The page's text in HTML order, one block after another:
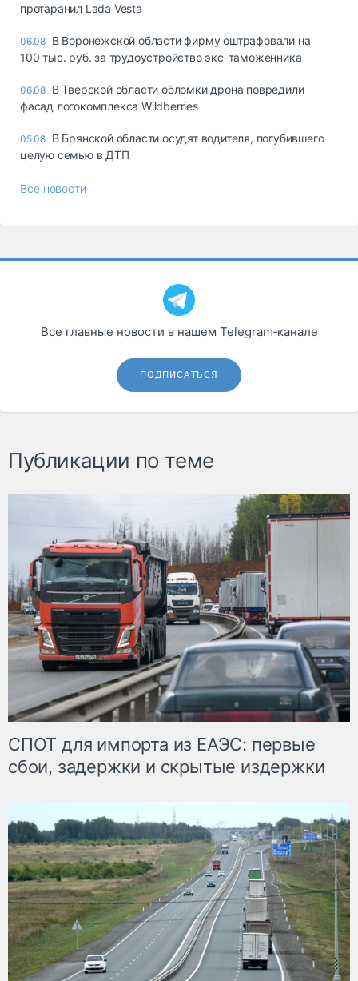
протаранил Lada Vesta
06.08 В Воронежской области фирму оштрафовали на
100 тыс. руб. за трудоустройство экс-таможенника
06.08 В Тверской области обломки дрона повредили
фасад логокомплекса Wildberries
05.08 В Брянской области осудят водителя, погубившего
целую семью в ДТП
Все новости
Все главные новости в нашем Telegram‑канале
ПОДПИСАТЬСЯ
Публикации по теме
СПОТ для импорта из ЕАЭС: первые
сбои, задержки и скрытые издержки